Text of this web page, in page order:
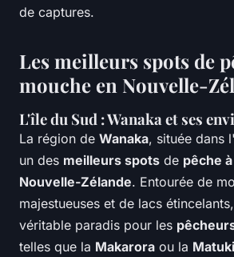
de captures.
Les meilleurs spots de
mouche en Nouvelle-
L'île du Sud : Wanaka et ses
La région de Wanaka, située dans
un des meilleurs spots de pêche
Nouvelle-Zélande. Entourée de
majestueuses et de lacs
véritable paradis pour les
telles que la Makarora ou la